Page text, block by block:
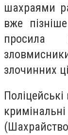
шахраями
вже
просила
злочинних